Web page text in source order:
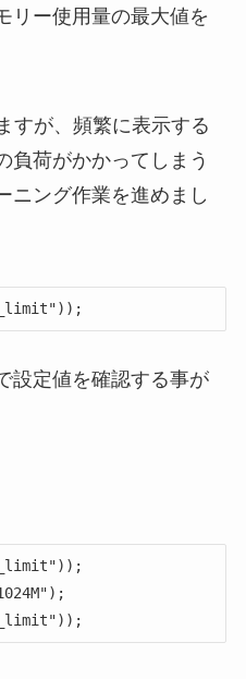
リー使用量の最大値を
すが、頻繁に表示する
負荷がかかってしまう
ニング作業を進めまし
設定値を確認する事が